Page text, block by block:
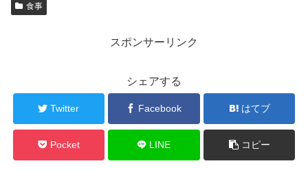
食事
スポンサーリンク
シェアする
Twitter Facebook はてブ
Pocket LINE コピー